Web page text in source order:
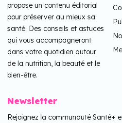
propose un contenu éditorial
pour préserver au mieux sa
santé. Des conseils et astuces
qui vous accompagneront
dans votre quotidien autour
de la nutrition, la beauté et le
bien-être.
Newsletter
Rejoignez la communauté Santé+